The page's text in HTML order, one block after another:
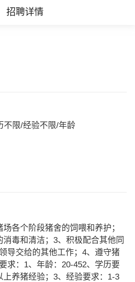
招聘详情
不限/经验不限/年龄
各个阶段猪舍的饲喂和养护；
毒和清洁；3、积极配合其他同
导交给的其他工作；4、遵守猪
求：1、年龄：20-452、学历要
上养猪经验；3、经验要求：1-3